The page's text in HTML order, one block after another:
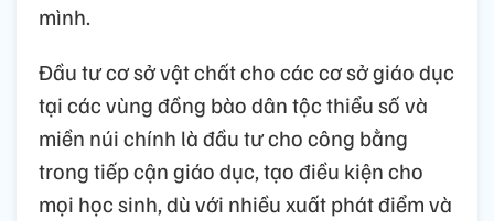
mình.
Đầu tư cơ sở vật chất cho các cơ sở giáo dục
tại các vùng đồng bào dân tộc thiểu số và
miền núi chính là đầu tư cho công bằng
trong tiếp cận giáo dục, tạo điều kiện cho
mọi học sinh, dù với nhiều xuất phát điểm và